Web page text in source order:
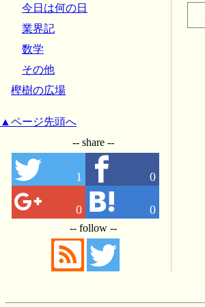
今日は何の日
業界記
数学
その他
樫樹の広場
▲ページ先頭へ
-- share --
1 0
0 0
-- follow --